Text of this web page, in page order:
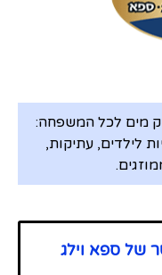
מים לכל המשפחה:
לילדים, עתיקות,
של ספא וילג